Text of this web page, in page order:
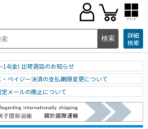
ブランド
詳細
検索
14(金) 出荷遅延のお知らせ
・ペイジー決済の支払期限変更について
定メールの廃止について